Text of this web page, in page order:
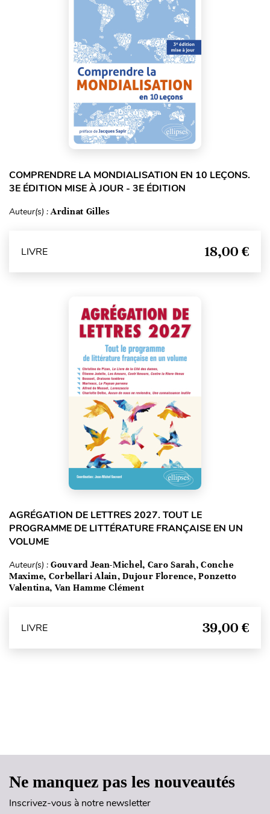
COMPRENDRE LA MONDIALISATION EN 10 LEÇONS.
3E ÉDITION MISE À JOUR - 3E ÉDITION
Auteur(s) :Ardinat Gilles
LIVRE 18,00 €
AGRÉGATION DE LETTRES 2027. TOUT LE
PROGRAMME DE LITTÉRATURE FRANÇAISE EN UN
VOLUME
Auteur(s) : Gouvard Jean-Michel, Caro Sarah, Conche
Maxime, Corbellari Alain, Dujour Florence, Ponzetto
Valentina, Van Hamme Clément
LIVRE 39,00 €
Ne manquez pas les nouveautés
Inscrivez-vous à notre newsletter